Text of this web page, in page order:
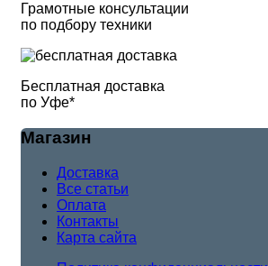
Грамотные консультации
по подбору техники
Бесплатная доставка
по Уфе*
Магазин
Доставка
Все статьи
Оплата
Контакты
Карта сайта